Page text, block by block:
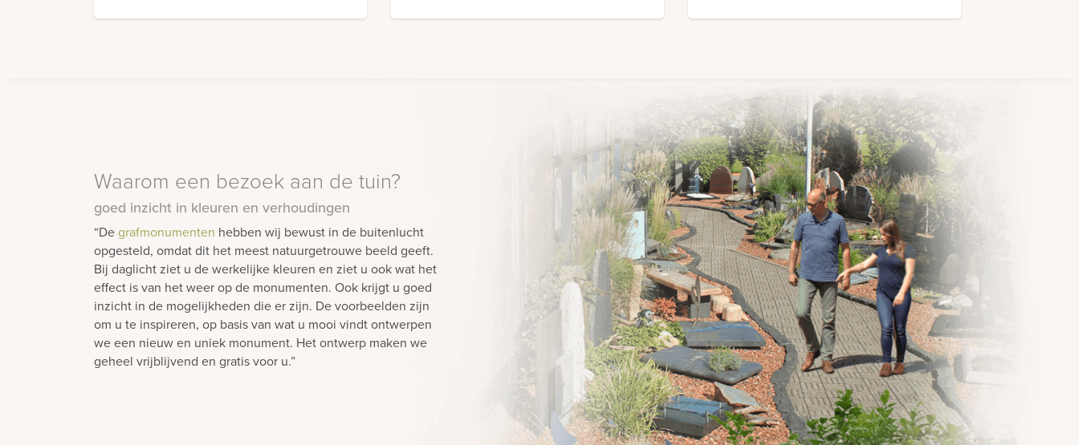
Waarom een bezoek aan de tuin?
goed inzicht in kleuren en verhoudingen
“Degrafmonumenten hebben wij bewust in de buitenlucht
opgesteld, omdat dit het meest natuurgetrouwe beeld geeft.
Bij daglicht ziet u de werkelijke kleuren en ziet u ook wat het
effect is van het weer op de monumenten. Ook krijgt u goed
inzicht in de mogelijkheden die er zijn. De voorbeelden zijn
om u te inspireren, op basis van wat u mooi vindt ontwerpen
we een nieuw en uniek monument. Het ontwerp maken we
geheel vrijblijvend en gratis voor u.”